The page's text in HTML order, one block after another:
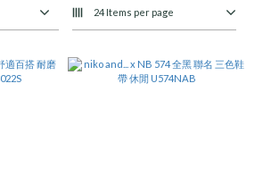
24 Items per page